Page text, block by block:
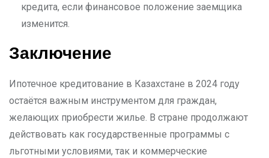
кредита, если финансовое положение заемщика
изменится.
Заключение
Ипотечное кредитование в Казахстане в 2024 году
остаётся важным инструментом для граждан,
желающих приобрести жилье. В стране продолжают
действовать как государственные программы с
льготными условиями, так и коммерческие